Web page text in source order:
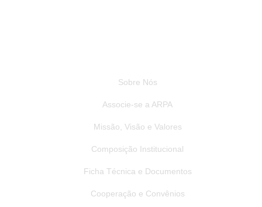
Sobre Nós
Associe-se a ARPA
Missão, Visão e Valores
Composição Institucional
Ficha Técnica e Documentos
Cooperação e Convênios